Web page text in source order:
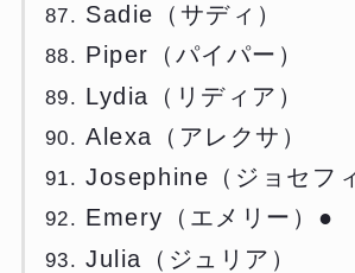
Sadie（サディ）
Piper（パイパー）
Lydia（リディア）
Alexa（アレクサ）
Josephine（ジョセフ
Emery（エメリー）●
Julia（ジュリア）